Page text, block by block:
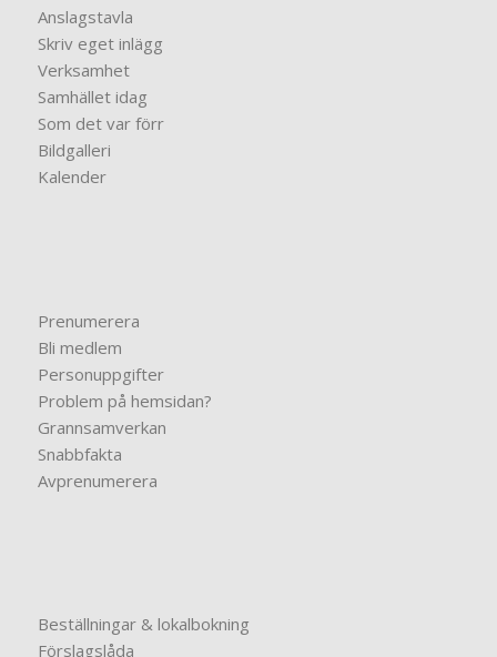
Anslagstavla
Skriv eget inlägg
Verksamhet
Samhället idag
Som det var förr
Bildgalleri
Kalender
Prenumerera
Bli medlem
Personuppgifter
Problem på hemsidan?
Grannsamverkan
Snabbfakta
Avprenumerera
Beställningar & lokalbokning
Förslagslåda